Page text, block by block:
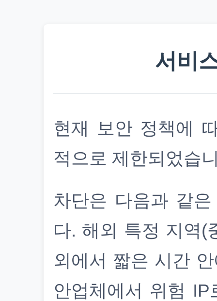
서비
현재 보안 정책에
적으로 제한되었습
차단은 다음과 같
다. 해외 특정 지역(
외에서 짧은 시간
안업체에서 위험